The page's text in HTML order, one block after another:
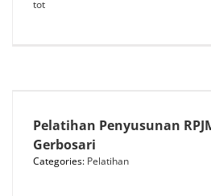
tot
Pelatihan Penyusunan
Gerbosari
Categories: Pelatihan